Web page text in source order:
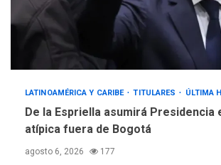
LATINOAMÉRICA Y CARIBE TITULARES ÚLTIMA
De la Espriella asumirá Presidencia
atípica fuera de Bogotá
agosto 6, 2026 177